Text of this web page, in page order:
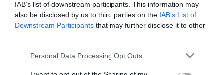
IAB’s list of downstream participants. This information may
also be disclosed by us to third parties on the IAB’s List of
Downstream Participants that may further disclose it to other
Please note that this website/app uses one or more Google
Personal Data Processing Opt Outs
Találkoztunk olyan vállalkozással, ahol a
tulajdonosok százmilliós nagyságrendű
kötelezettséget vállaltak,anélkül,hogy
megvizsgálták volna, hogymekkora
ráfordítással jár annak a bevételnek a
mi biztosítja a cég működését